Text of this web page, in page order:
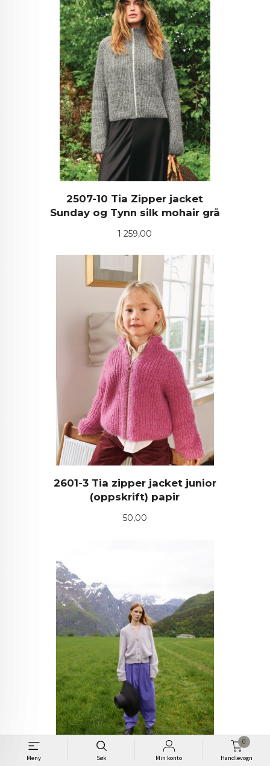
Meny Søk Min konto Handlevogn
0
2507-10 Tia Zipper jacket
Sunday og Tynn silk mohair grå
Pris
1 259,00
2601-3 Tia zipper jacket junior
(oppskrift) papir
Pris
50,00